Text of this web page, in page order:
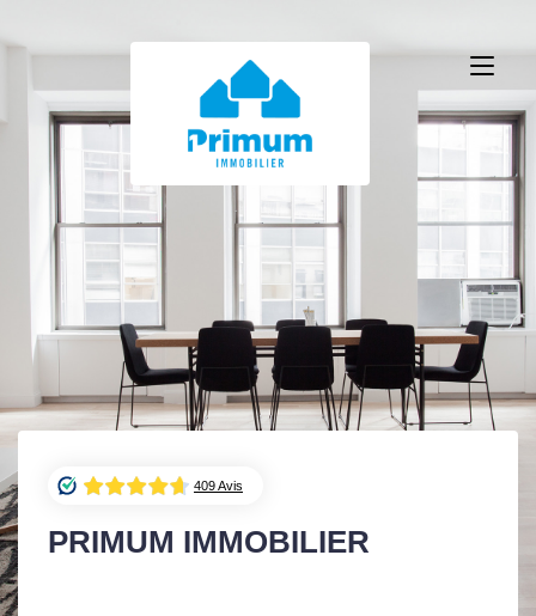
PRIMUM IMMOBILIER